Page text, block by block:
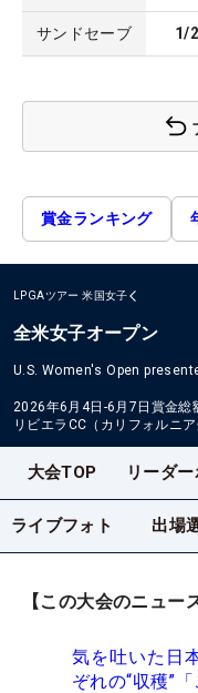
サンドセーブ 1/2
賞金ランキング
LPGAツアー 米国女子
全米女子オープン
U.S. Women's Open
2026年6月4日-6月7日 賞金総
リビエラCC（カリフォルニア
大会TOP リーダ
ライブフォト 出場
【この大会のニュー
気を吐いた日
ぞれの“収穫”